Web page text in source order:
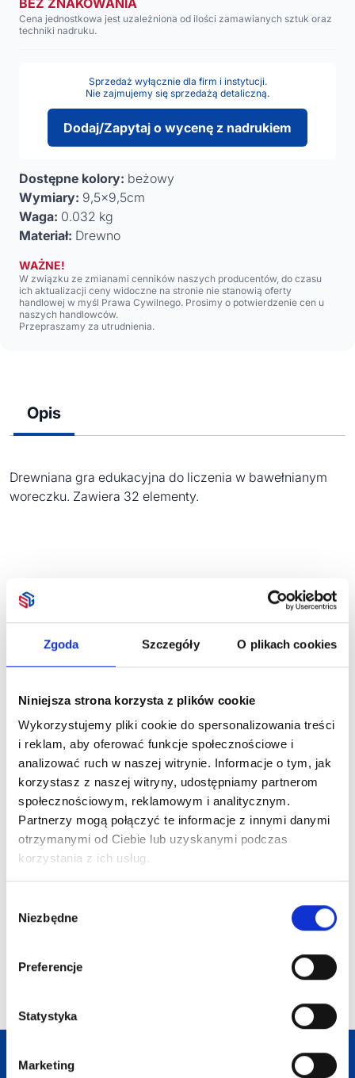
Zgoda Szczegóły O plikach cookies
Niniejsza strona korzysta z plików cookie
Wykorzystujemy pliki cookie do spersonalizowania treści
i reklam, aby oferować funkcje społecznościowe i
analizować ruch w naszej witrynie. Informacje o tym, jak
korzystasz z naszej witryny, udostępniamy partnerom
społecznościowym, reklamowym i analitycznym.
Partnerzy mogą połączyć te informacje z innymi danymi
otrzymanymi od Ciebie lub uzyskanymi podczas
korzystania z ich usług.
zgody
Niezbędne
Preferencje
Statystyka
Marketing
BEZ ZNAKOWANIA
Cena jednostkowa jest uzależniona od ilości zamawianych sztuk oraz
techniki nadruku.
Sprzedaż wyłącznie dla firm i instytucji.
Nie zajmujemy się sprzedażą detaliczną.
Dodaj/Zapytaj o wycenę z nadrukiem
Dostępne kolory: beżowy
Wymiary: 9,5x9,5cm
Waga: 0.032 kg
Materiał: Drewno
WAŻNE!
W związku ze zmianami cenników naszych producentów, do czasu
ich aktualizacji ceny widoczne na stronie nie stanowią oferty
handlowej w myśl Prawa Cywilnego. Prosimy o potwierdzenie cen u
naszych handlowców.
Przepraszamy za utrudnienia.
Opis
Drewniana gra edukacyjna do liczenia w bawełnianym
woreczku. Zawiera 32 elementy.
6 czarnych kredek
NEGRO
4,90zł netto
2-częściowy zestaw
taśm do ćwiczeń
Grip
Dostępne różne
kolory
ABIGAIL